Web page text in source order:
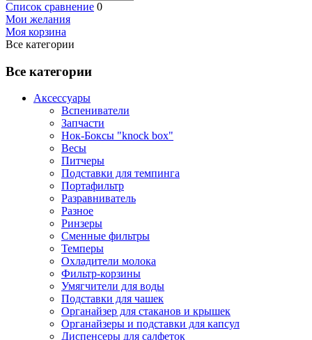
Список сравнение 0
Мои желания
Моя корзина
Все категории
Все категории
Аксессуары
Вспениватели
Запчасти
Нок-Боксы "knock box"
Весы
Питчеры
Подставки для темпинга
Портафильтр
Разравниватель
Разное
Ринзеры
Сменные фильтры
Темперы
Охладители молока
Фильтр-корзины
Умягчители для воды
Подставки для чашек
Органайзер для стаканов и крышек
Органайзеры и подставки для капсул
Диспенсеры для салфеток